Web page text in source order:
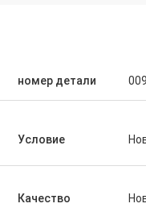
номер детали
Условие
Качество